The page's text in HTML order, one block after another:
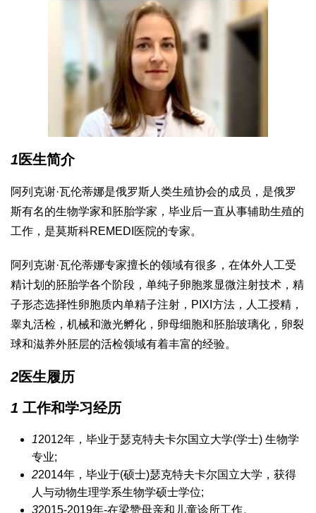
1医生简介
阿列克谢·瓦伦蒂娜是俄罗斯人类生殖协会的成员，是俄罗
斯有名的生物学家和胚胎学家，毕业后一直从事辅助生殖的
工作，是莫斯科REMEDI医院的专家。
阿列克谢·瓦伦蒂娜专家擅长的领域有很多，在体外人工受
精计划的胚胎学各个阶段，单纯子卵胞浆显微注射技术，精
子形态选择性卵胞质内单精子注射，PIXI方法，人工授精，
睾丸活检，机械和激光孵化，卵母细胞和胚胎玻璃化，卵裂
球和滋养外胚层的活检领域有着丰富的经验。
2医生履历
1 工作和学习经历
12012年，毕业于瑟克特夫卡尔国立大学(学士) 生物学
专业;
22014年，毕业于(硕士)瑟克特夫卡尔国立大学，获得
人与动物生理学系生物学硕士学位;
32015-2019年-在梁赞母亲和儿童诊所工作。